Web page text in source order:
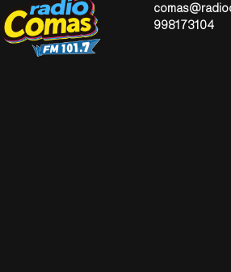
998173104